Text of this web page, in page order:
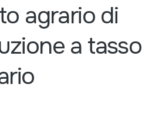
agrario di
a tasso